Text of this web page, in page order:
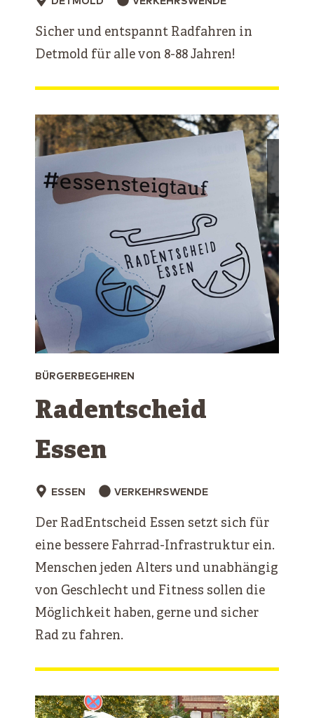
Sicher und entspannt Radfahren in
Detmold für alle von 8-88 Jahren!
BÜRGERBEGEHREN
Radentscheid
Essen
ESSEN VERKEHRSWENDE
Der RadEntscheid Essen setzt sich für
eine bessere Fahrrad-Infrastruktur ein.
Menschen jeden Alters und unabhängig
von Geschlecht und Fitness sollen die
Möglichkeit haben, gerne und sicher
Rad zu fahren.